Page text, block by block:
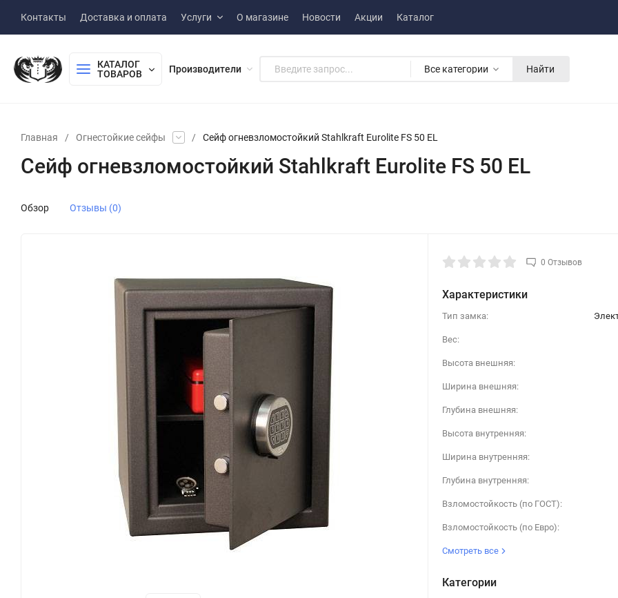
Контакты Доставка и оплата Услуги О магазине Новости Акции Каталог
КАТАЛОГ
ТОВАРОВ
Производители Все категории Найти
Главная / Огнестойкие сейфы / Сейф огневзломостойкий Stahlkraft Eurolite FS 50 EL
Сейф огневзломостойкий Stahlkraft Eurolite FS 50 EL
Обзор Отзывы (0)
0 Отзывов
Характеристики
Тип замка:
Вес:
Высота внешняя:
Ширина внешняя:
Глубина внешняя:
Высота внутренняя:
Ширина внутренняя:
Глубина внутренняя:
Взломостойкость (по ГОСТ):
Взломостойкость (по Евро):
Смотреть все
Категории